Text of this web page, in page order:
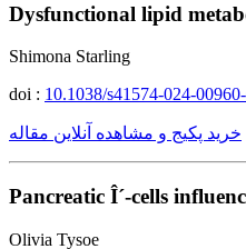
Dysfunctional lipid
Shimona Starling
doi : 10.1038/s41574-024-
خرید پکیج و مشاهده آنلاین مقاله
Pancreatic Î´-cells
Olivia Tysoe